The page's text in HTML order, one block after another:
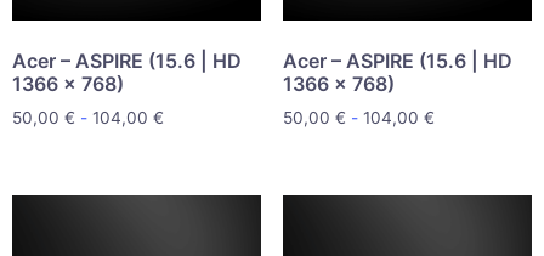
Acer – ASPIRE (15.6 | HD
1366 x 768)
50,00 € - 104,00 €
Acer – ASPIRE (15.6 | HD
1366 x 768)
50,00 € - 104,00 €